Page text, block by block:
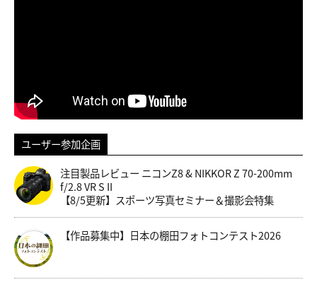
ユーザー参加企画
注目製品レビュー ニコンZ8 & NIKKOR Z 70-200mm
f/2.8 VR S II
【8/5更新】スポーツ写真セミナー＆撮影会特集
【作品募集中】日本の棚田フォトコンテスト2026